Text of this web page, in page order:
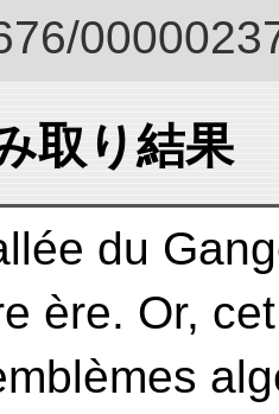
取り結果
du
ère. Or,